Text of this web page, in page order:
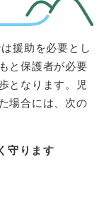
援助を必要とし
と保護者が必要
となります。児
場合には、次の
守ります